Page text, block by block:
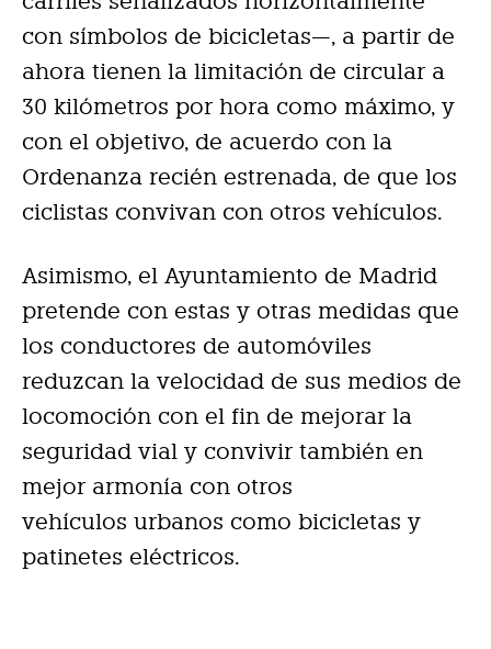
con símbolos de bicicletas—, a partir de
ahora tienen la limitación de circular a
30 kilómetros por hora como máximo, y
con el objetivo, de acuerdo con la
Ordenanza recién estrenada, de que los
ciclistas convivan con otros vehículos.
Asimismo, el Ayuntamiento de Madrid
pretende con estas y otras medidas que
los conductores de automóviles
reduzcan la velocidad de sus medios de
locomoción con el fin de mejorar la
seguridad vial y convivir también en
mejor armonía con otros
vehículos urbanos como bicicletas y
patinetes eléctricos.